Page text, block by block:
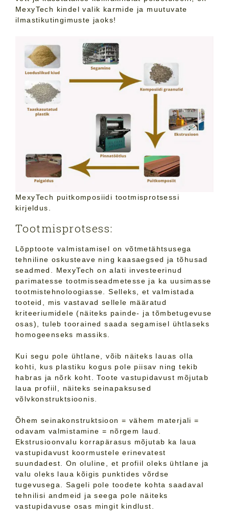
MexyTech kindel valik karmide ja muutuvate
ilmastikutingimuste jaoks!
MexyTech puitkomposiidi tootmisprotsessi
kirjeldus.
Tootmisprotsess:
Lõpptoote valmistamisel on võtmetähtsusega
tehniline oskusteave ning kaasaegsed ja tõhusad
seadmed. MexyTech on alati investeerinud
parimatesse tootmisseadmetesse ja ka uusimasse
tootmistehnoloogiasse. Selleks, et valmistada
tooteid, mis vastavad sellele määratud
kriteeriumidele (näiteks painde- ja tõmbetugevuse
osas), tuleb toorained saada segamisel ühtlaseks
homogeenseks massiks.
Kui segu pole ühtlane, võib näiteks lauas olla
kohti, kus plastiku kogus pole piisav ning tekib
habras ja nõrk koht. Toote vastupidavust mõjutab
laua profiil, näiteks seinapaksused
võlvkonstruktsioonis.
Õhem seinakonstruktsioon = vähem materjali =
odavam valmistamine = nõrgem laud.
Ekstrusioonvalu korrapärasus mõjutab ka laua
vastupidavust koormustele erinevatest
suundadest. On oluline, et profiil oleks ühtlane ja
valu oleks laua kõigis punktides võrdse
tugevusega. Sageli pole toodete kohta saadaval
tehnilisi andmeid ja seega pole näiteks
vastupidavuse osas mingit kindlust.